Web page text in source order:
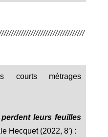
courts métrages
leurs feuilles
Hecquet (2022, 8′) :